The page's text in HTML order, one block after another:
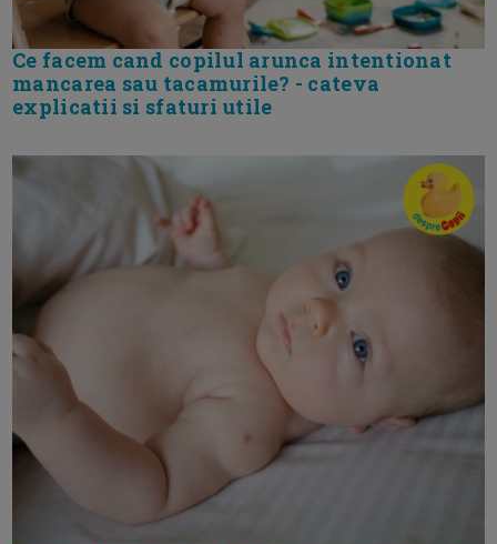
Ce facem cand copilul arunca intentionat
mancarea sau tacamurile? - cateva
explicatii si sfaturi utile